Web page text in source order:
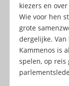
kiezers en
Wie voor hen
grote
dergelijke.
Kammenos is
spelen, op reis